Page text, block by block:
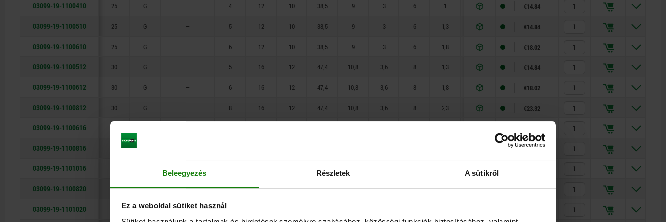
Beleegyezés Részletek A sütikről
Ez a weboldal sütiket használ
03099-19-1100410 25 G — 4 12 10 38,5 9 3 6 1 8 €14.84
03099-19-1100510 25 G — 5 12 10 38,5 9 3 6 1,3 8 €14.84
03099-19-1100610 25 G — 6 12 10 38,5 9 3 6 1,8 8 €18.02
03099-19-1100512 30 G — 5 16 12 47,4 10,8 3,6 8 1,3 8 €14.84
03099-19-1100612 30 G — 6 16 12 47,4 10,8 3,6 8 1,8 8 €18.02
03099-19-1100812 30 G — 8 16 12 47,4 10,8 3,6 8 2,3 8 €23.32
03099-19-1100616
03099-19-1100816 35 €23.32
03099-19-1101016 61,2 15
03099-19-1100820 50 G — 8 24 20 71 18 6 12 2,3 20 60 €23.32
03099-19-1101020 G —